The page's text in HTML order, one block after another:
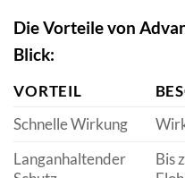
Die Vorteile von
Blick:
VORTEIL
Schnelle Wirkung
Langanhaltender
Bis